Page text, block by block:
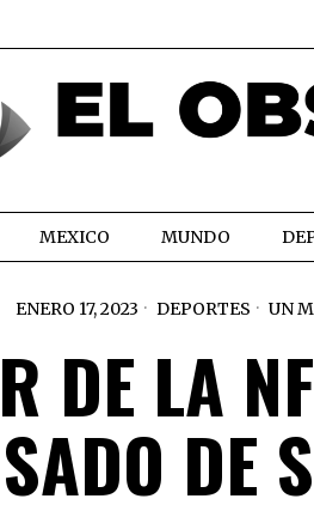
MEXICO MUNDO
ENERO 17, 2023 DEPORTES UN
DE LA
DE